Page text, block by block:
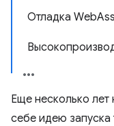
Отладка
Еще несколько лет
себе идею запуска